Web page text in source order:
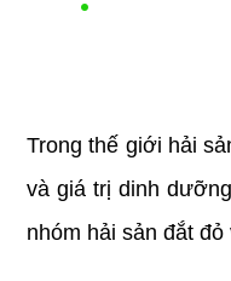
Trong thế giới hải
và giá trị dinh
nhóm hải sản đắt